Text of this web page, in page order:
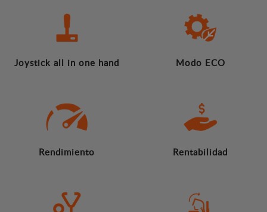
Joystick all in one hand Modo ECO
Rendimiento Rentabilidad